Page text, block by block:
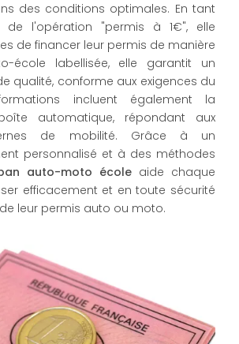
des conditions optimales. En tant
de l'opération "permis à 1€", elle
de financer leur permis de manière
école labellisée, elle garantit un
qualité, conforme aux exigences du
incluent également la
automatique, répondant aux
de mobilité. Grâce à un
personnalisé et à des méthodes
auto-moto école aide chaque
efficacement et en toute sécurité
leur permis auto ou moto.